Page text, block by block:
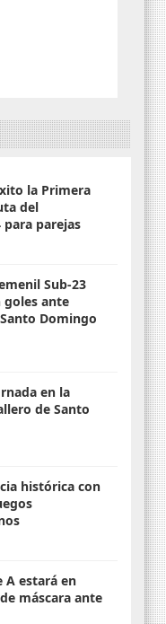
la Primera
del
para parejas
Sub-23
goles ante
Domingo
en la
de Santo
histórica con
A estará en